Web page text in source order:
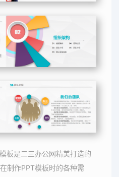
板是二三办公网精美打造的
制作PPT模板时的各种需